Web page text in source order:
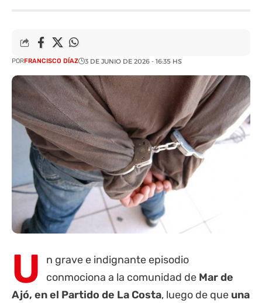
PORFRANCISCO DÍAZ 3 DE JUNIO DE 2026 - 16:35 HS
U
n grave e indignante episodio
conmociona a la comunidad de Mar de
Ajó, en el Partido de La Costa, luego de que una